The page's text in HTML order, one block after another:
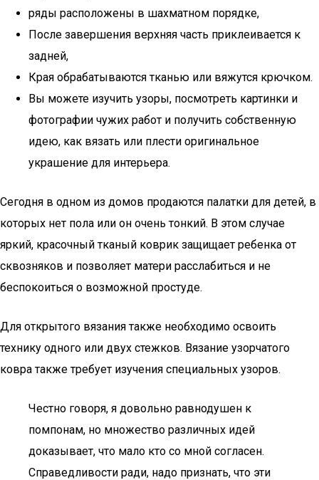
ряды расположены в шахматном порядке,
После завершения верхняя часть приклеивается к
задней,
Края обрабатываются тканью или вяжутся крючком.
Вы можете изучить узоры, посмотреть картинки и
фотографии чужих работ и получить собственную
идею, как вязать или плести оригинальное
украшение для интерьера.
Сегодня в одном из домов продаются палатки для детей, в
которых нет пола или он очень тонкий. В этом случае
яркий, красочный тканый коврик защищает ребенка от
сквозняков и позволяет матери расслабиться и не
беспокоиться о возможной простуде.
Для открытого вязания также необходимо освоить
технику одного или двух стежков. Вязание узорчатого
ковра также требует изучения специальных узоров.
Честно говоря, я довольно равнодушен к
помпонам, но множество различных идей
доказывает, что мало кто со мной согласен.
Справедливости ради, надо признать, что эти